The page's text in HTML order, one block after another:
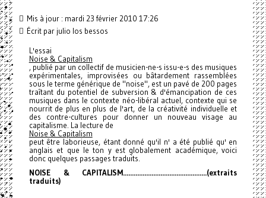
Mis à jour : mardi 23 février 2010 17:26
Écrit par julio los bessos
L'essai
Noise & Capitalism
, publié par un collectif de musicien-ne-s issu-e-s des musiques
expérimentales, improvisées ou bâtardement rassemblées
sous le terme générique de "noise", est un pavé de 200 pages
traîtant du potentiel de subversion & d'émancipation de ces
musiques dans le contexte néo-libéral actuel, contexte qui se
nourrit de plus en plus de l'art, de la créativité individuelle et
des contre-cultures pour donner un nouveau visage au
capitalisme. La lecture de
Noise & Capitalism
peut être laborieuse, étant donné qu'il n' a été publié qu' en
anglais et que le ton y est globalement académique, voici
donc quelques passages traduits.
NOISE & CAPITALISM...............................................(extraits
traduits)